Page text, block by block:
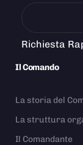
Richiesta
Il Comando
La storia del
La struttura
Il Comandante